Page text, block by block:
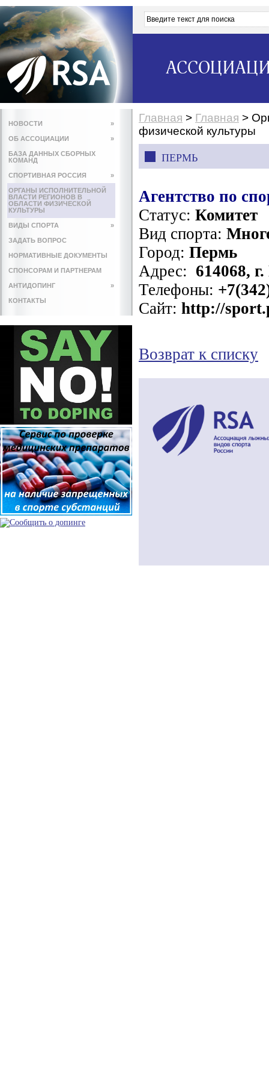
НОВОСТИ »
ОБ АССОЦИАЦИИ »
БАЗА ДАННЫХ СБОРНЫХ
КОМАНД
СПОРТИВНАЯ РОССИЯ »
ОРГАНЫ ИСПОЛНИТЕЛЬНОЙ
ВЛАСТИ РЕГИОНОВ В
ОБЛАСТИ ФИЗИЧЕСКОЙ
КУЛЬТУРЫ
ВИДЫ СПОРТА »
ЗАДАТЬ ВОПРОС
НОРМАТИВНЫЕ ДОКУМЕНТЫ
СПОНСОРАМ И ПАРТНЕРАМ
АНТИДОПИНГ »
КОНТАКТЫ
Главная > Главная >
физической культуры
ПЕРМЬ
Агентство по
Статус: Комитет
Вид спорта:
Город: Пермь
Адрес: 614068,
Телефоны:
Сайт: http://
Возврат к списку